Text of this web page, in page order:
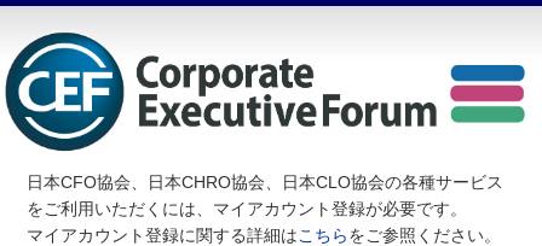
日本CFO協会、日本CHRO協会、日本CLO協会の各種サービス
をご利用いただくには、マイアカウント登録が必要です。
マイアカウント登録に関する詳細はこちらをご参照ください。